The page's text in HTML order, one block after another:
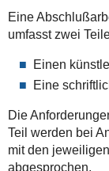
Eine
umfasst zwei
Einen
Eine
Die
Teil werden bei
mit den
abgesprochen.